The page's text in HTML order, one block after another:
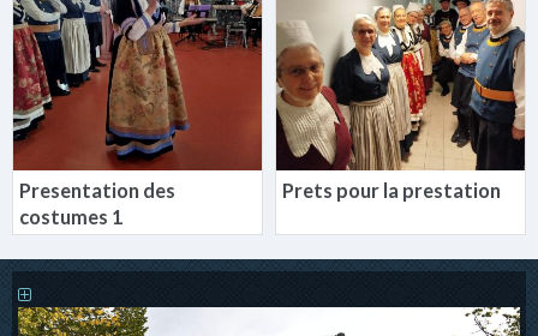
Presentation des
costumes 1
Prets pour la prestation